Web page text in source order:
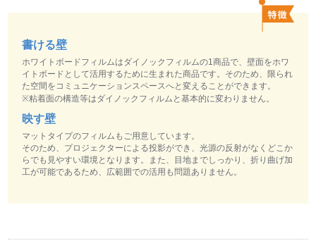
書ける壁
ホワイトボードフィルムはダイノックフィルムの1商品で、壁面をホワ
イトボードとして活用するために生まれた商品です。そのため、限られ
た空間をコミュニケーションスペースへと変えることができます。
※粘着面の構造等はダイノックフィルムと基本的に変わりません。
映す壁
マットタイプのフィルムもご用意しています。
そのため、プロジェクターによる投影ができ、光源の反射がなくどこか
らでも見やすい環境となります。また、目地までしっかり、折り曲げ加
工が可能であるため、広範囲での活用も問題ありません。